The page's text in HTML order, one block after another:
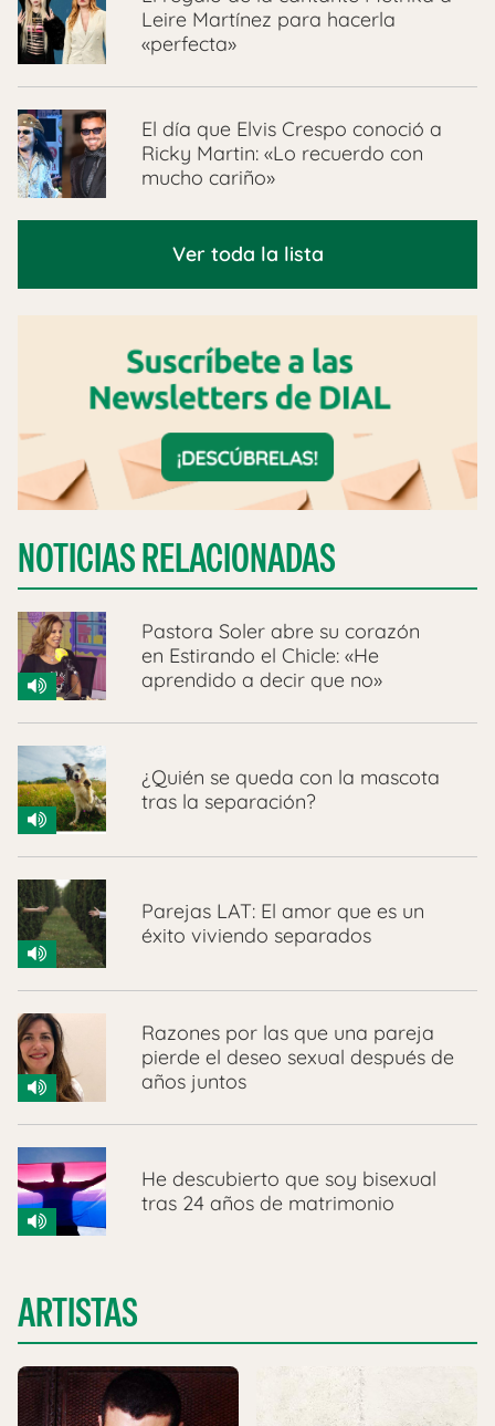
Leire Martínez para hacerla
«perfecta»
El día que Elvis Crespo conoció a
Ricky Martin: «Lo recuerdo con
mucho cariño»
Ver toda la lista
NOTICIAS RELACIONADAS
Pastora Soler abre su corazón
en Estirando el Chicle: «He
aprendido a decir que no»
¿Quién se queda con la mascota
tras la separación?
Parejas LAT: El amor que es un
éxito viviendo separados
Razones por las que una pareja
pierde el deseo sexual después de
años juntos
He descubierto que soy bisexual
tras 24 años de matrimonio
ARTISTAS